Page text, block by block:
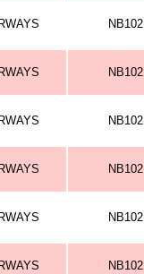
NB102
NB102
NB102
NB102
NB102
NB102